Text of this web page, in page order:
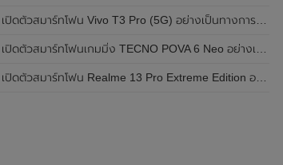
เปิดตัวสมาร์ทโฟน Vivo T3 Pro (5G) อย่างเป็นทางการแล้วในประเทศอินเดีย
เปิดตัวสมาร์ทโฟนเกมมิ่ง TECNO POVA 6 Neo อย่างเป็นทางการแล้วในประเทศไทย ในราคา 8,499 บาท
เปิดตัวสมาร์ทโฟน Realme 13 Pro Extreme Edition อย่างเป็นทางการแล้วในประเทศจีน